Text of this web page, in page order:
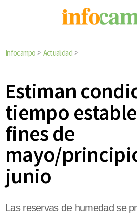
Infocampo > Actualidad >
Estiman
tiempo
fines de
mayo/
junio
Las reservas de humedad se